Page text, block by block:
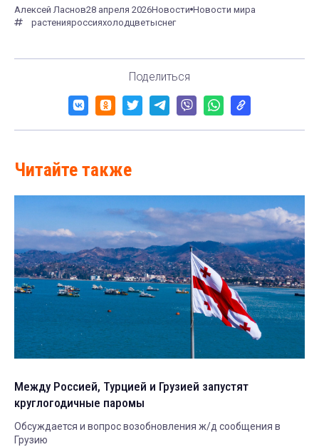
Алексей Ласнов28 апреля 2026Новости Новости мира
растенияроссияхолодцветыснег
Поделиться
Читайте также
Между Россией, Турцией и Грузией запустят
круглогодичные паромы
Обсуждается и вопрос возобновления ж/д сообщения в
Грузию